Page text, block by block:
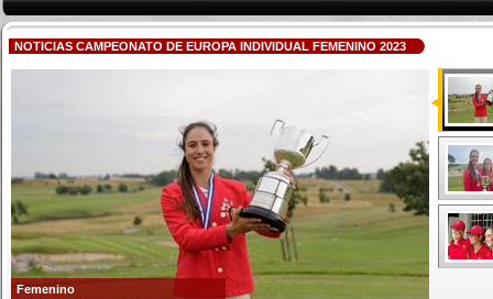
NOTICIAS CAMPEONATO DE EUROPA INDIVIDUAL FEMENINO 2023
Femenino